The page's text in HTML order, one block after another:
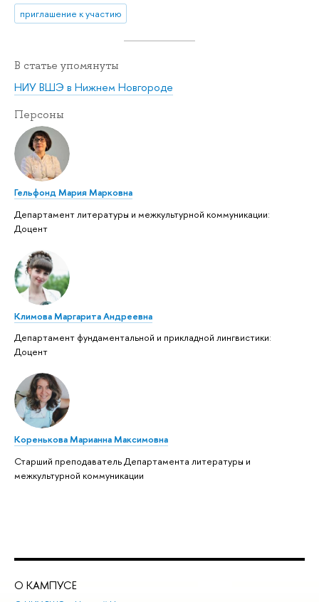
приглашение к участию
В статье упомянуты
НИУ ВШЭ в Нижнем Новгороде
Персоны
Гельфонд Мария Марковна
Департамент литературы и межкультурной коммуникации:
Доцент
Климова Маргарита Андреевна
Департамент фундаментальной и прикладной лингвистики:
Доцент
Коренькова Марианна Максимовна
Старший преподаватель Департамента литературы и
межкультурной коммуникации
О КАМПУСЕ